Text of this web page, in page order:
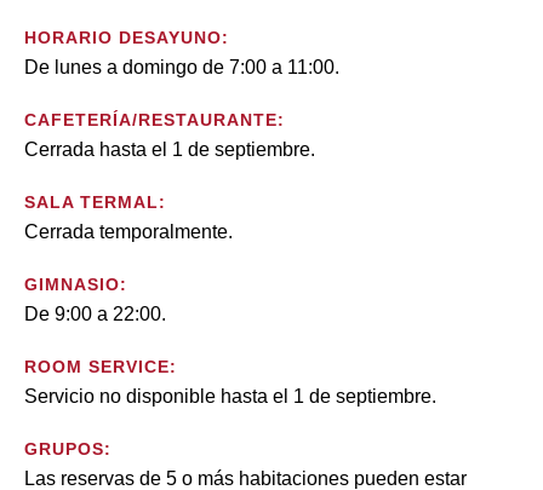
HORARIO DESAYUNO:
De lunes a domingo de 7:00 a 11:00.
CAFETERÍA/RESTAURANTE:
Cerrada hasta el 1 de septiembre.
SALA TERMAL:
Cerrada temporalmente.
GIMNASIO:
De 9:00 a 22:00.
ROOM SERVICE:
Servicio no disponible hasta el 1 de septiembre.
GRUPOS:
Las reservas de 5 o más habitaciones pueden estar